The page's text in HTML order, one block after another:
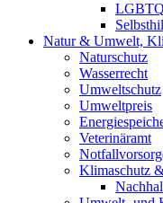
LGBTQ
Natur & Umwelt,
Naturschutz
Wasserrecht
Umweltschutz
Umweltpreis
Veterinäramt
Klimaschutz